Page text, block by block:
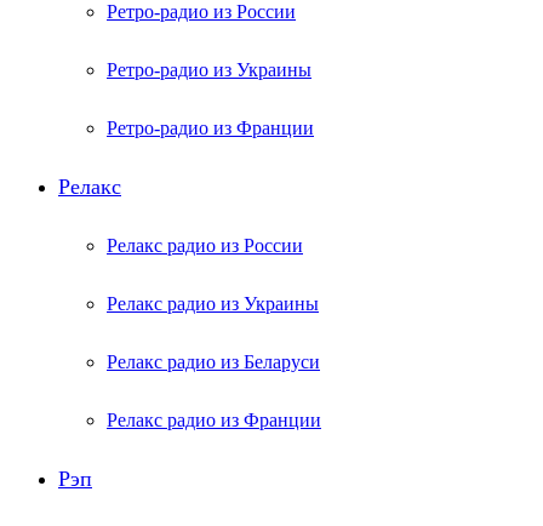
Ретро-радио из России
Ретро-радио из Украины
Ретро-радио из Франции
Релакс
Релакс радио из России
Релакс радио из Украины
Релакс радио из Беларуси
Релакс радио из Франции
Рэп